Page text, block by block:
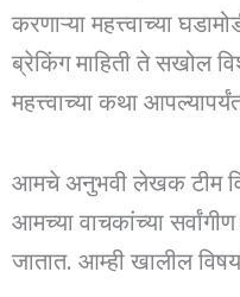
करणाऱ्या महत्त्वाच्या
ब्रेकिंग माहिती ते सखोल
महत्त्वाच्या कथा
आमचे अनुभवी लेखक टीम
आमच्या वाचकांच्या
जातात. आम्ही खालील